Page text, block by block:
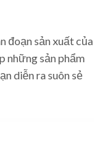
đoạn sản xuất của
những sản phẩm
diễn ra suôn sẻ